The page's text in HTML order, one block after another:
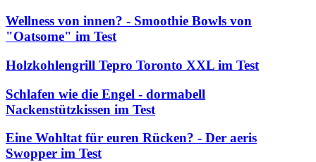
Wellness von innen? - Smoothie Bowls von
"Oatsome" im Test
Holzkohlengrill Tepro Toronto XXL im Test
Schlafen wie die Engel - dormabell
Nackenstützkissen im Test
Eine Wohltat für euren Rücken? - Der aeris
Swopper im Test